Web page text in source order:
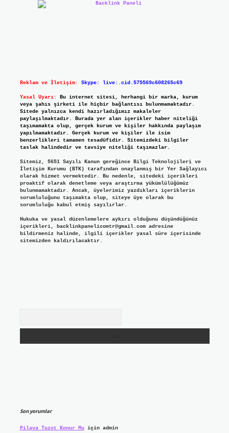
Reklam ve İletişim: Skype: live:.cid.575569c608265c69
Yasal Uyarı:
Bu internet sitesi, herhangi bir marka, kurum
veya şahıs şirketi ile hiçbir bağlantısı bulunmamaktadır.
Sitede yalnızca kendi hazırladığımız makaleler
paylaşılmaktadır. Burada yer alan içerikler haber niteliği
taşımamakta olup, gerçek kurum ve kişiler hakkında paylaşım
yapılmamaktadır. Gerçek kurum ve kişiler ile isim
benzerlikleri tamamen tesadüfidir. Sitemizdeki bilgiler
taslak halindedir ve tavsiye niteliği taşımazlar.
Sitemiz, 5651 Sayılı Kanun gereğince Bilgi Teknolojileri ve
İletişim Kurumu (BTK) tarafından onaylanmış bir Yer Sağlayıcı
olarak hizmet vermektedir. Bu nedenle, sitedeki içerikleri
proaktif olarak denetleme veya araştırma yükümlülüğümüz
bulunmamaktadır. Ancak, üyelerimiz yazdıkları içeriklerin
sorumluluğunu taşımakta olup, siteye üye olarak bu
sorumluluğu kabul etmiş sayılırlar.
Hukuka ve yasal düzenlemelere aykırı olduğunu düşündüğünüz
içerikleri, backlinkpanelicomtr@gmail.comadresine
bildirmeniz halinde, ilgili içerikler yasal süre içerisinde
sitemizden kaldırılacaktır.
Son yorumlar
Pilava Tuzot Konur Muiçin admin